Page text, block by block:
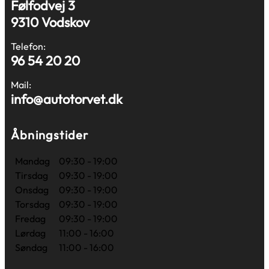
Følfodvej 3
9310 Vodskov
Telefon:
96 54 20 20
Mail:
info@autotorvet.dk
Åbningstider
Mandag
09:30 - 19:00
Tirsdag
09:30 - 19:00
Onsdag
09:30 - 19:00
Torsdag
09:30 - 19:00
Fredag
09:30 - 19:00
Lørdag
11:00 - 16:00
Søndag
11:00 - 16:00